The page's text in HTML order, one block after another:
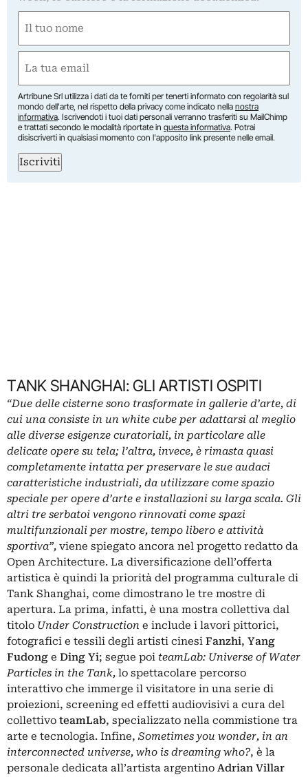
(Obbligatorio)
Nome
(Obbligatorio)
Artribune Srl utilizza i dati da te forniti per tenerti informato con regolarità sul
mondo dell'arte, nel rispetto della privacy come indicato nella nostra
informativa. Iscrivendoti i tuoi dati personali verranno trasferiti su MailChimp
e trattati secondo le modalità riportate in questa informativa. Potrai
disiscriverti in qualsiasi momento con l'apposito link presente nelle email.
Iscriviti
TANK SHANGHAI: GLI ARTISTI OSPITI
“Due delle cisterne sono trasformate in gallerie d’arte, di
cui una consiste in un white cube per adattarsi al meglio
alle diverse esigenze curatoriali, in particolare alle
delicate opere su tela; l’altra, invece, è rimasta quasi
completamente intatta per preservare le sue audaci
caratteristiche industriali, da utilizzare come spazio
speciale per opere d’arte e installazioni su larga scala. Gli
altri tre serbatoi vengono rinnovati come spazi
multifunzionali per mostre, tempo libero e attività
sportiva”, viene spiegato ancora nel progetto redatto da
Open Architecture. La diversificazione dell’offerta
artistica è quindi la priorità del programma culturale di
Tank Shanghai, come dimostrano le tre mostre di
apertura. La prima, infatti, è una mostra collettiva dal
titolo Under Construction e include i lavori pittorici,
fotografici e tessili degli artisti cinesi Fanzhi, Yang
Fudong e Ding Yi; segue poi teamLab: Universe of Water
Particles in the Tank, lo spettacolare percorso
interattivo che immerge il visitatore in una serie di
proiezioni, screening ed effetti audiovisivi a cura del
collettivo teamLab, specializzato nella commistione tra
arte e tecnologia. Infine, Sometimes you wonder, in an
interconnected universe, who is dreaming who?, è la
personale dedicata all’artista argentino Adrian Villar